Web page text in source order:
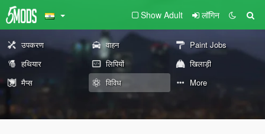
Show Adult लॉगिन
उपकरण वाहन
Paint Jobs
हथियार
लिपियों
खिलाड़ी
मैप्स
विविध More